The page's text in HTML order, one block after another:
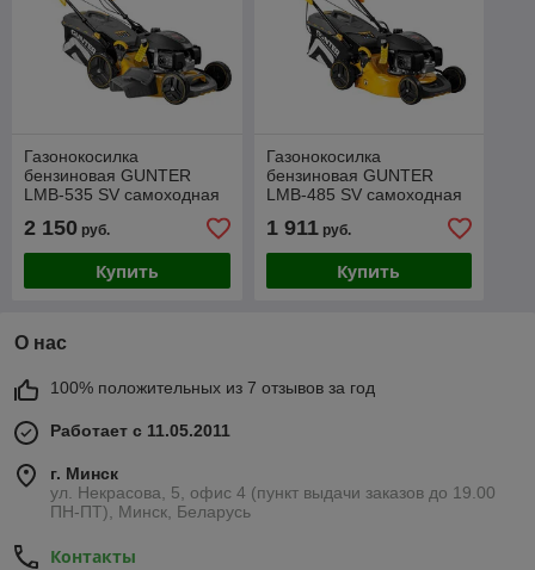
Газонокосилка
бензиновая GUNTER
LMB-535 SV самоходная
2 150 руб.
Купить
Газонокосилка
бензиновая GUNTER
LMB-485 SV самоходная
1 911руб.
Купить
О нас
100% положительных из 7 отзывов за год
Работает с 11.05.2011
г. Минск
ул. Некрасова, 5, офис 4 (пункт выдачи заказов до 19.00
ПН-ПТ), Минск, Беларусь
Контакты